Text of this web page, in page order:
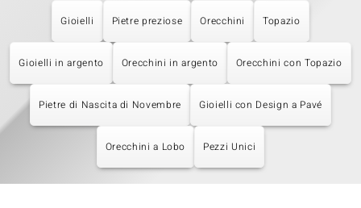
Gioielli Pietre preziose Orecchini Topazio
Gioielli in argento Orecchini in argento Orecchini con Topazio
Pietre di Nascita di Novembre Gioielli con Design a Pavé
Orecchini a Lobo Pezzi Unici